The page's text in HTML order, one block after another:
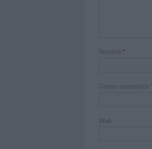
Nombre *
Correo electrónico
Web